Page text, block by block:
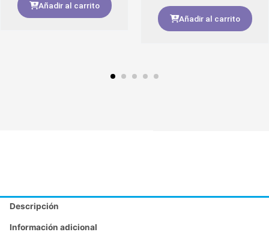
Añadir al carrito
Añadir al carrito
Descripción
Información adicional